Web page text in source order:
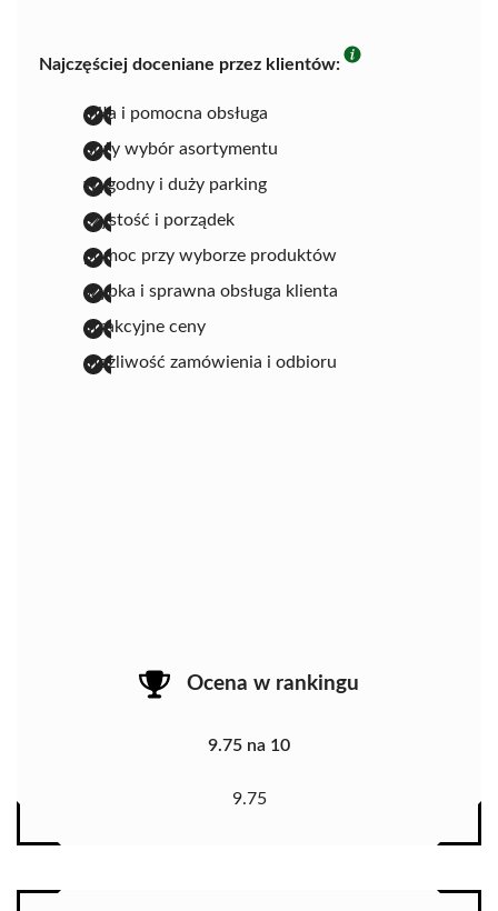
Najczęściej doceniane przez klientów:
miła i pomocna obsługa
duży wybór asortymentu
wygodny i duży parking
czystość i porządek
pomoc przy wyborze produktów
szybka i sprawna obsługa klienta
atrakcyjne ceny
możliwość zamówienia i odbioru
Ocena w rankingu
9.75 na 10
9.75